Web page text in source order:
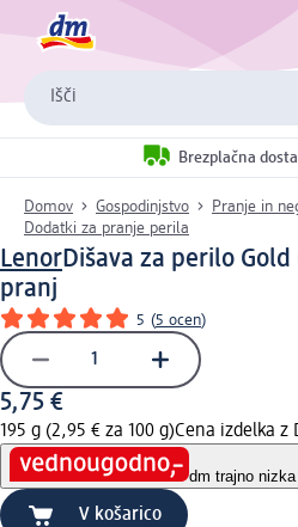
Išči
Brezplačna
Domov Gospodinjstvo
Pranje in
Dodatki za pranje perila
LenorDišava za perilo
pranj
5 (5 ocen)
5,75 €
195 g (2,95 € za 100 g)Cena izdelka z
dm trajno
V košarico